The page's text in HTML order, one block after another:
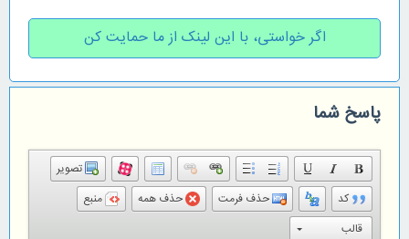
اگر خواستی، با این لینک از ما حمایت کن
پاسخ شما
تصویر
کد
حذف فرمت حذف همه
منبع
قالب